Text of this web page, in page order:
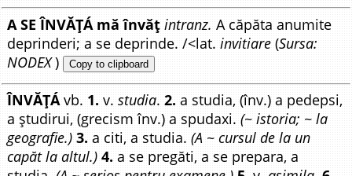
A SE ÎNVĂȚÁ mă învăț intranz. A căpăta anumite
deprinderi; a se deprinde. /<lat.invitiare (Sursa:
NODEX) Copy to clipboard
ÎNVĂȚÁvb. 1. v.studia.2. a studia, (înv.) a pedepsi,
a ștudirui, (grecism înv.) a spudaxi.(~ istoria; ~ la
geografie.) 3. a citi, a studia.(A ~ cursul de la un
capăt la altul.) 4. a se pregăti, a se prepara, a